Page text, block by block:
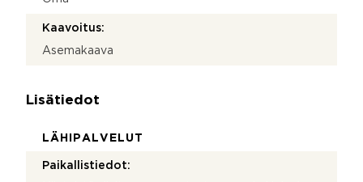
Kaavoitus:
Asemakaava
Lisätiedot
LÄHIPALVELUT
Paikallistiedot: